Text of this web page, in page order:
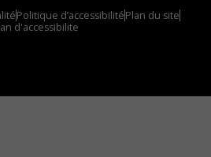
Politique d’accessibilitéPlan du site
d'accessibilite